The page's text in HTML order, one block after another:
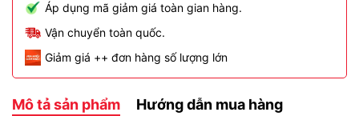
Áp dụng mã giảm giá toàn gian hàng.
Vận chuyển toàn quốc.
Giảm giá ++ đơn hàng số lượng lớn
Mô tả sản phẩm Hướng dẫn mua hàng